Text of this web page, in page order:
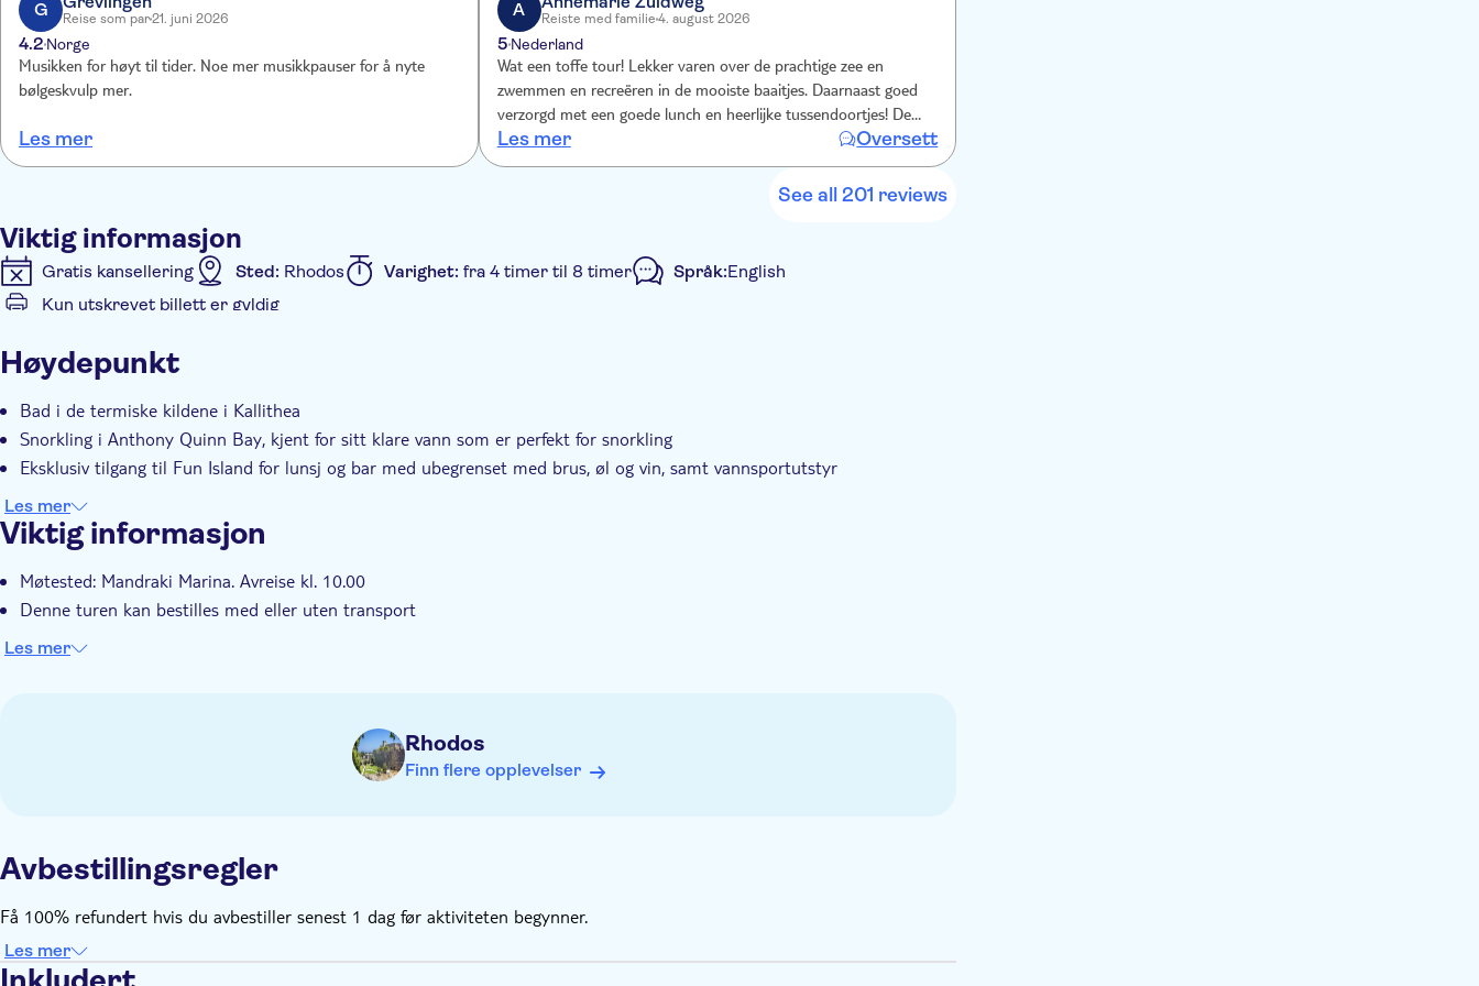
G Reise som par21. juni 2026
4.2 Norge
Musikken for høyt til tider. Noe mer musikkpauser for å nyte
bølgeskvulp mer.
Les mer
A Reiste med familie4. august 2026
5Nederland
Wat een toffe tour! Lekker varen over de prachtige zee en
zwemmen en recreëren in de mooiste baaitjes. Daarnaast goed
verzorgd met een goede lunch en heerlijke tussendoortjes! De
dag vloog voorbij!!
Les mer Oversett
See all 201 reviews
Viktig informasjon
Gratis kansellering Sted: Rhodos Varighet: fra 4 timer til 8 timer Språk:English
Kun utskrevet billett er gyldig
Øyeblikkelig bekreftelse
Høydepunkt
Bad i de termiske kildene i Kallithea
Snorkling i Anthony Quinn Bay, kjent for sitt klare vann som er perfekt for snorkling
Eksklusiv tilgang til Fun Island for lunsj og bar med ubegrenset med brus, øl og vin, samt vannsportutstyr
Les mer
Viktig informasjon
Møtested: Mandraki Marina. Avreise kl. 10.00
Denne turen kan bestilles med eller uten transport
Les mer
Rhodos
Finn flere opplevelser
Avbestillingsregler
Få 100% refundert hvis du avbestiller senest 1 dag før aktiviteten begynner.
Les mer